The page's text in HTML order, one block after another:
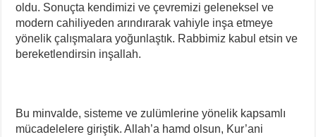
oldu. Sonuçta kendimizi ve çevremizi geleneksel ve
modern cahiliyeden arındırarak vahiyle inşa etmeye
yönelik çalışmalara yoğunlaştık. Rabbimiz kabul etsin ve
bereketlendirsin inşallah.
Bu minvalde, sisteme ve zulümlerine yönelik kapsamlı
mücadelelere giriştik. Allah’a hamd olsun, Kur’ani